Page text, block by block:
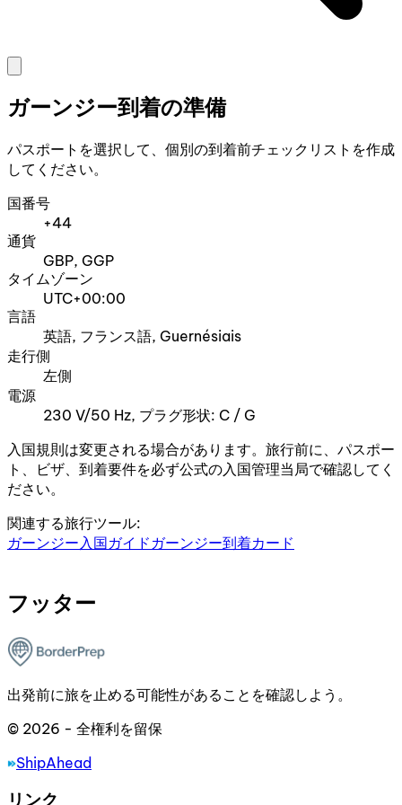
ガーンジー到着の準備
パスポートを選択して、個別の到着前チェックリストを作成
してください。
国番号
+44
通貨
GBP, GGP
タイムゾーン
UTC+00:00
言語
英語, フランス語, Guernésiais
走行側
左側
電源
230 V/50 Hz, プラグ形状: C / G
入国規則は変更される場合があります。旅行前に、パスポー
ト、ビザ、到着要件を必ず公式の入国管理当局で確認してく
ださい。
関連する旅行ツール:
ガーンジー入国ガイド ガーンジー到着カード
フッター
出発前に旅を止める可能性があることを確認しよう。
© 2026 - 全権利を留保
ShipAhead
リンク